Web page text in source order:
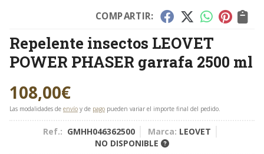
COMPARTIR:
Repelente insectos LEOVET
POWER PHASER garrafa 2500 ml
108,00€
Las modalidades de envío y de pago pueden variar el importe final del pedido.
Ref.: GMHH046362500 Marca: LEOVET
NO DISPONIBLE